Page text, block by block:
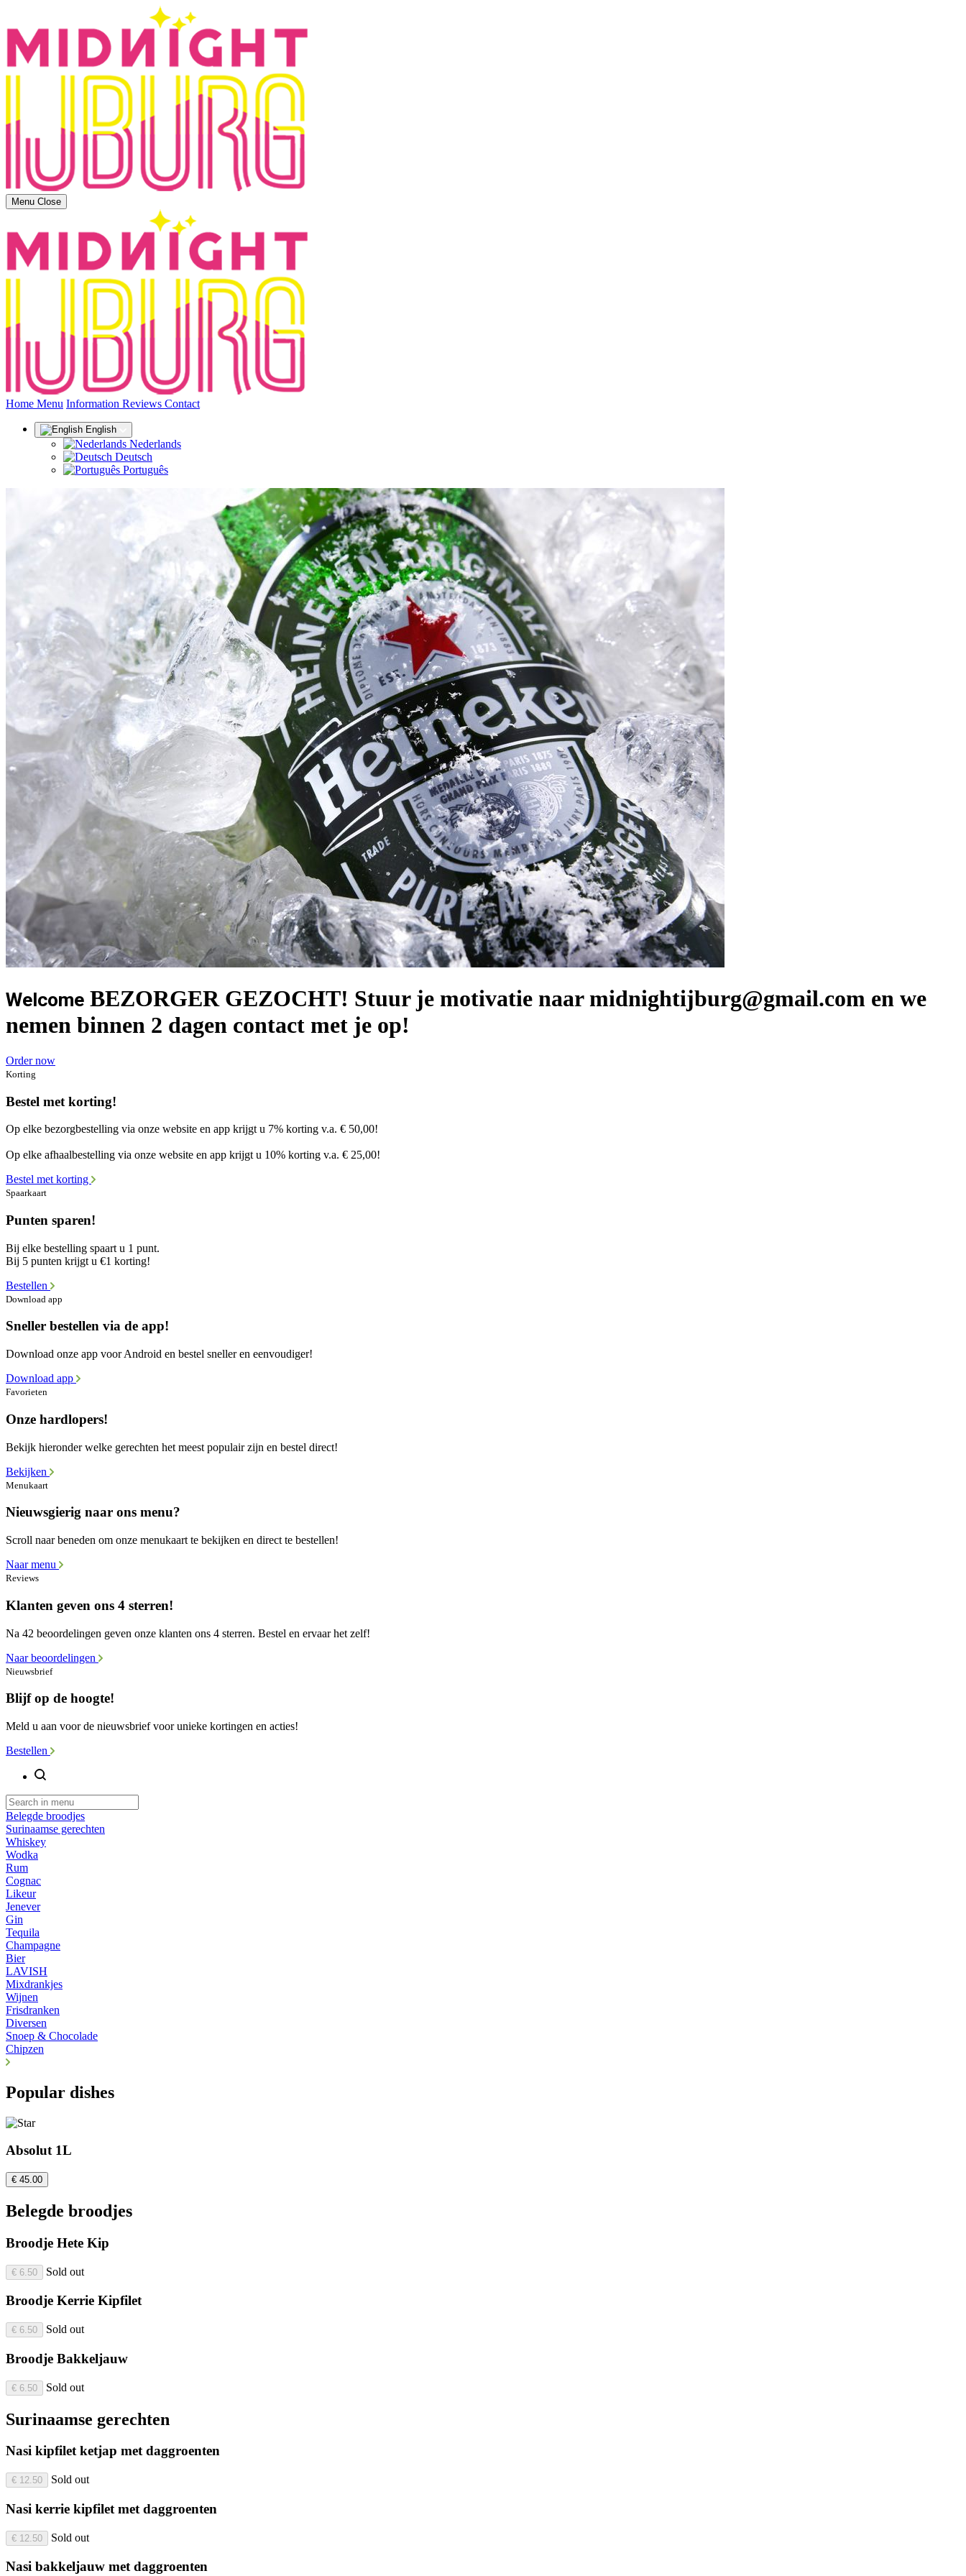
Menu Close
Home (current)
Menu Information Reviews Contact
English
Nederlands
Deutsch
Português
Welcome BEZORGER GEZOCHT! Stuur je motivatie naar midnightijburg@gmail.com en we
nemen binnen 2 dagen contact met je op!
Order now
Korting
Bestel met korting!
Op elke bezorgbestelling via onze website en app krijgt u 7% korting v.a. € 50,00!
Op elke afhaalbestelling via onze website en app krijgt u 10% korting v.a. € 25,00!
Bestel met korting
Spaarkaart
Punten sparen!
Bij elke bestelling spaart u 1 punt.
Bij 5 punten krijgt u €1 korting!
Bestellen
Download app
Sneller bestellen via de app!
Download onze app voor Android en bestel sneller en eenvoudiger!
Download app
Favorieten
Onze hardlopers!
Bekijk hieronder welke gerechten het meest populair zijn en bestel direct!
Bekijken
Menukaart
Nieuwsgierig naar ons menu?
Scroll naar beneden om onze menukaart te bekijken en direct te bestellen!
Naar menu
Reviews
Klanten geven ons 4 sterren!
Na 42 beoordelingen geven onze klanten ons 4 sterren. Bestel en ervaar het zelf!
Naar beoordelingen
Nieuwsbrief
Blijf op de hoogte!
Meld u aan voor de nieuwsbrief voor unieke kortingen en acties!
Bestellen
Belegde broodjes
Surinaamse gerechten
Whiskey
Wodka
Rum
Cognac
Likeur
Jenever
Gin
Tequila
Champagne
Bier
LAVISH
Mixdrankjes
Wijnen
Frisdranken
Diversen
Snoep & Chocolade
Chipzen
Popular dishes
Absolut 1L
€ 45.00
Belegde broodjes
Broodje Hete Kip
€ 6.50 Sold out
Broodje Kerrie Kipfilet
€ 6.50 Sold out
Broodje Bakkeljauw
€ 6.50 Sold out
Surinaamse gerechten
Nasi kipfilet ketjap met daggroenten
€ 12.50 Sold out
Nasi kerrie kipfilet met daggroenten
€ 12.50 Sold out
Nasi bakkeljauw met daggroenten